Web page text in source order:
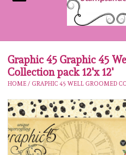
Workshops
Onze Merken
Graphic 45 Graphic 45
Collection pack 12'x 12'
HOME / GRAPHIC 45 WELL GROOMED